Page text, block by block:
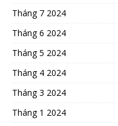
Tháng 7 2024
Tháng 6 2024
Tháng 5 2024
Tháng 4 2024
Tháng 3 2024
Tháng 1 2024